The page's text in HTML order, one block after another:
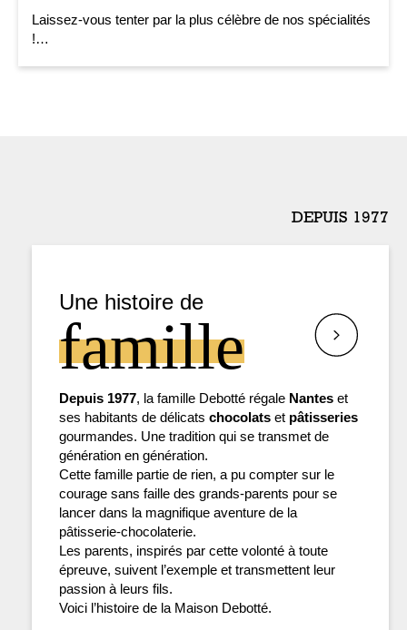
Laissez-vous tenter par la plus célèbre de nos spécialités
!…
DEPUIS 1977
Une histoire de
famille
Depuis 1977, la famille Debotté régale Nantes et
ses habitants de délicats chocolats et pâtisseries
gourmandes. Une tradition qui se transmet de
génération en génération.
Cette famille partie de rien, a pu compter sur le
courage sans faille des grands-parents pour se
lancer dans la magnifique aventure de la
pâtisserie-chocolaterie.
Les parents, inspirés par cette volonté à toute
épreuve, suivent l’exemple et transmettent leur
passion à leurs fils.
Voici l’histoire de la Maison Debotté.